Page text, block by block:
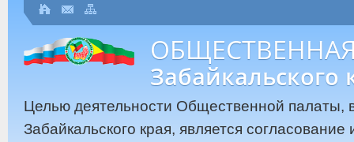
Забайкальского
Целью деятельности Общественной палаты,
Забайкальского края, является